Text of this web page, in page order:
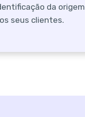
da origem
seus clientes.